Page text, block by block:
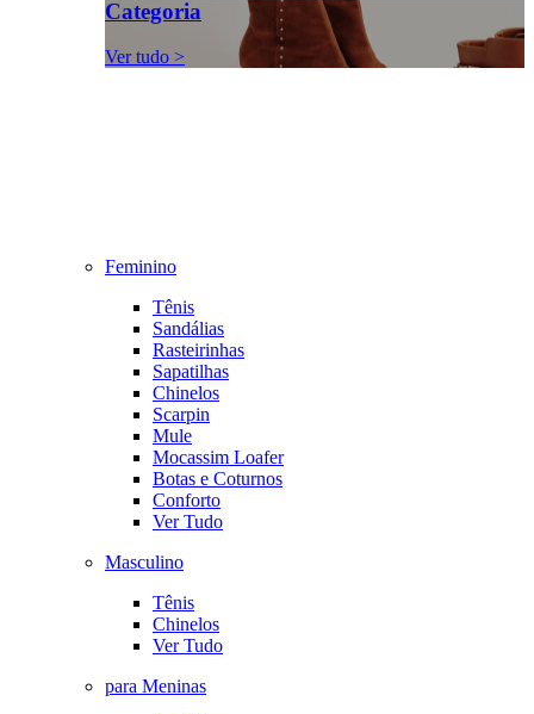
Categoria
Ver tudo >
Feminino
Tênis
Sandálias
Rasteirinhas
Sapatilhas
Chinelos
Scarpin
Mule
Mocassim Loafer
Botas e Coturnos
Conforto
Ver Tudo
Masculino
Tênis
Chinelos
Ver Tudo
para Meninas